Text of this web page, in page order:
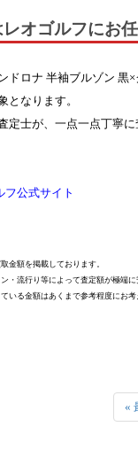
オゴルフにお
ドロナ 半袖ブルゾン
となります。
定士が、一点一点丁寧
公式サイト
金額を掲載しております。
・流行り等によって査定額が極端に
いる金額はあくまで参考程度にお考
«